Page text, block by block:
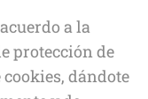
a la
protección de
dándote